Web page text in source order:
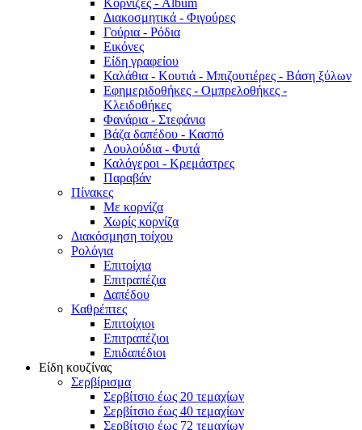
Διακοσμητικά - Φιγούρες
Γούρια - Ρόδια
Εικόνες
Είδη γραφείου
Καλάθια - Κουτιά - Μπιζουτιέρες - Βάση ξύλων
Εφημεριδοθήκες - Ομπρελοθήκες -
Κλειδοθήκες
Φανάρια - Στεφάνια
Βάζα δαπέδου - Κασπό
Λουλούδια - Φυτά
Καλόγεροι - Κρεμάστρες
Παραβάν
Πίνακες
Με κορνίζα
Χωρίς κορνίζα
Διακόσμηση τοίχου
Ρολόγια
Επιτοίχια
Επιτραπέζια
Δαπέδου
Καθρέπτες
Επιτοίχιοι
Επιτραπέζιοι
Επιδαπέδιοι
Είδη κουζίνας
Σερβίρισμα
Σερβίτσιο έως 20 τεμαχίων
Σερβίτσιο έως 40 τεμαχίων
Σερβίτσιο έως 72 τεμαχίων